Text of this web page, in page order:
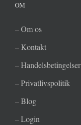
OM
–Om os
– Kontakt
–Handelsbetingelser
–Privatlivspolitik
–Blog
–Login